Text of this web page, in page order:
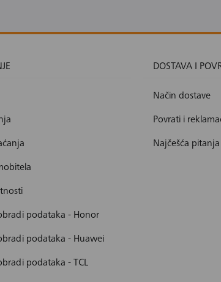
podataka - Honor
podataka - Huawei
podataka - TCL
DOSTAVA I
Način dostave
Povrati i
Najčešća